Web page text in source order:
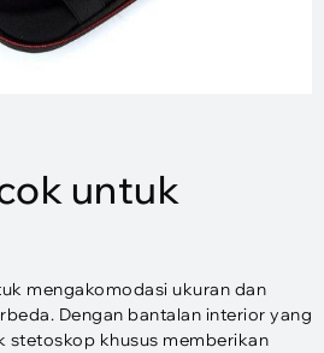
untuk
mengakomodasi ukuran dan
Dengan bantalan interior yang
stetoskop khusus memberikan